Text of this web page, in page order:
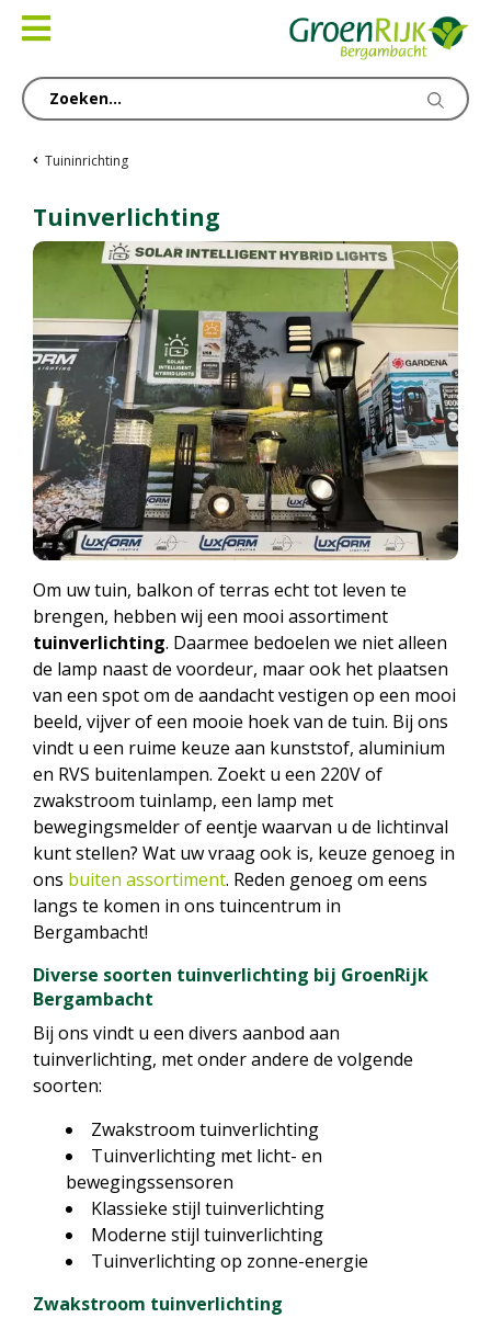
naar
Tuininrichting
Tuinverlichting
Om uw tuin, balkon of terras echt tot leven te
brengen, hebben wij een mooi assortiment
tuinverlichting. Daarmee bedoelen we niet alleen
de lamp naast de voordeur, maar ook het plaatsen
van een spot om de aandacht vestigen op een mooi
beeld, vijver of een mooie hoek van de tuin. Bij ons
vindt u een ruime keuze aan kunststof, aluminium
en RVS buitenlampen. Zoekt u een 220V of
zwakstroom tuinlamp, een lamp met
bewegingsmelder of eentje waarvan u de lichtinval
kunt stellen? Wat uw vraag ook is, keuze genoeg in
ons buiten assortiment. Reden genoeg om eens
langs te komen in ons tuincentrum in
Bergambacht!
Diverse soorten tuinverlichting bij GroenRijk
Bergambacht
Bij ons vindt u een divers aanbod aan
tuinverlichting, met onder andere de volgende
soorten:
Zwakstroom tuinverlichting
Tuinverlichting met licht- en
bewegingssensoren
Klassieke stijl tuinverlichting
Moderne stijl tuinverlichting
Tuinverlichting op zonne-energie
Zwakstroom tuinverlichting